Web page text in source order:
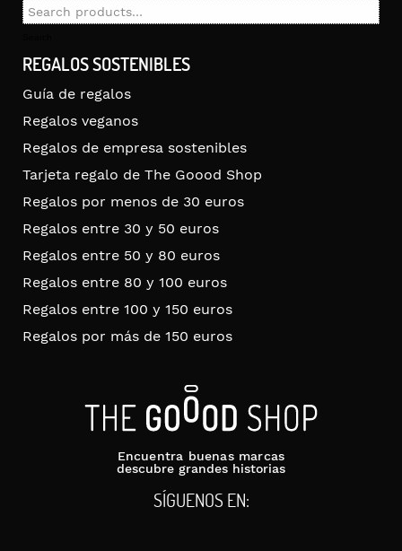
Search
REGALOS SOSTENIBLES
Guía de regalos
Regalos veganos
Regalos de empresa sostenibles
Tarjeta regalo de The Goood Shop
Regalos por menos de 30 euros
Regalos entre 30 y 50 euros
Regalos entre 50 y 80 euros
Regalos entre 80 y 100 euros
Regalos entre 100 y 150 euros
Regalos por más de 150 euros
Encuentra buenas marcas
descubre grandes historias
SÍGUENOS EN: